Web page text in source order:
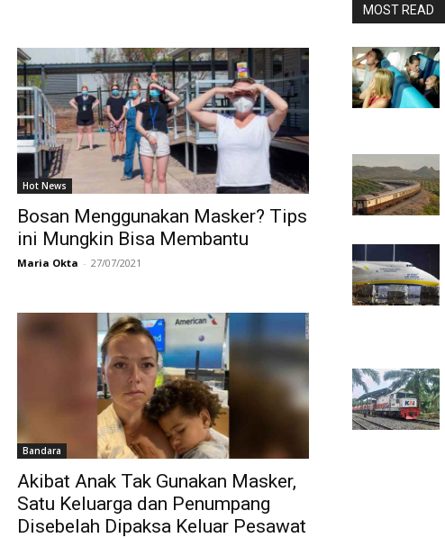
Hot News
Bosan Menggunakan Masker? Tips
ini Mungkin Bisa Membantu
Maria Okta - 27/07/2021
Bandara
Akibat Anak Tak Gunakan Masker,
Satu Keluarga dan Penumpang
Disebelah Dipaksa Keluar Pesawat
MOST READ